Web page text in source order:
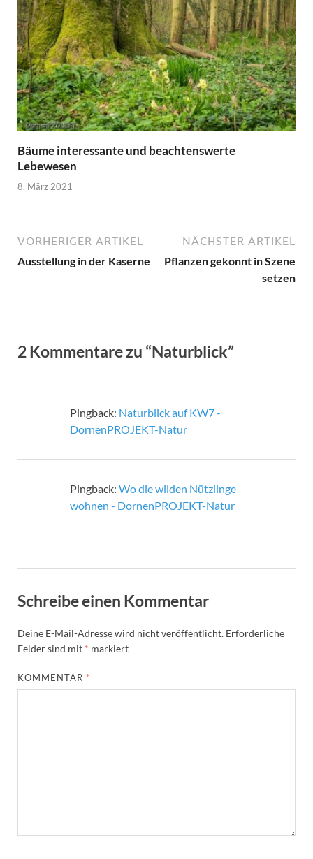
Bäume interessante und beachtenswerte
Lebewesen
8. März 2021
VORHERIGER ARTIKEL
Ausstellung in der Kaserne
NÄCHSTER ARTIKEL
Pflanzen gekonnt in Szene
setzen
2 Kommentare zu “Naturblick”
Pingback: Naturblick auf KW7 -
DornenPROJEKT-Natur
Pingback: Wo die wilden Nützlinge
wohnen - DornenPROJEKT-Natur
Schreibe einen Kommentar
Deine E-Mail-Adresse wird nicht veröffentlicht. Erforderliche
Felder sind mit * markiert
KOMMENTAR *